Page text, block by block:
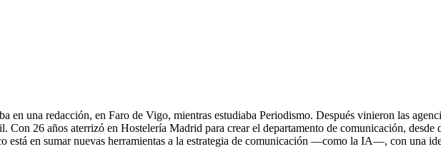
en una redacción, en Faro de Vigo, mientras estudiaba Periodismo. Después vinieron las
26 años aterrizó en Hostelería Madrid para crear el departamento de comunicación, desde
está en sumar nuevas herramientas a la estrategia de comunicación —como la IA—, con una